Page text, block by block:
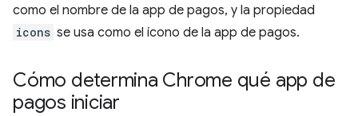
como el nombre de la app de pagos, y la propiedad
icons se usa como el ícono de la app de pagos.
Cómo determina Chrome qué app de
pagos iniciar